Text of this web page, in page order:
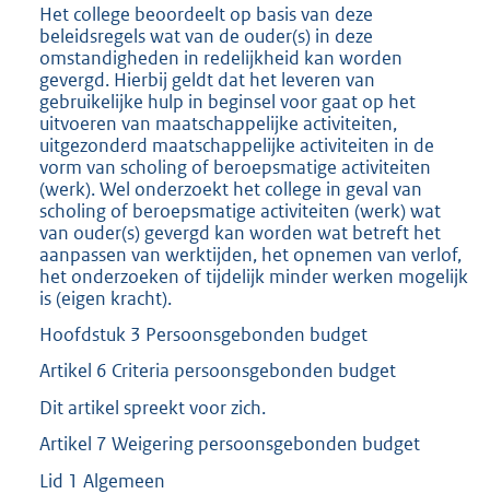
Het college beoordeelt op basis van deze
beleidsregels wat van de ouder(s) in deze
omstandigheden in redelijkheid kan worden
gevergd. Hierbij geldt dat het leveren van
gebruikelijke hulp in beginsel voor gaat op het
uitvoeren van maatschappelijke activiteiten,
uitgezonderd maatschappelijke activiteiten in de
vorm van scholing of beroepsmatige activiteiten
(werk). Wel onderzoekt het college in geval van
scholing of beroepsmatige activiteiten (werk) wat
van ouder(s) gevergd kan worden wat betreft het
aanpassen van werktijden, het opnemen van verlof,
het onderzoeken of tijdelijk minder werken mogelijk
is (eigen kracht).
Hoofdstuk 3 Persoonsgebonden budget
Artikel 6 Criteria persoonsgebonden budget
Dit artikel spreekt voor zich.
Artikel 7 Weigering persoonsgebonden budget
Lid 1 Algemeen